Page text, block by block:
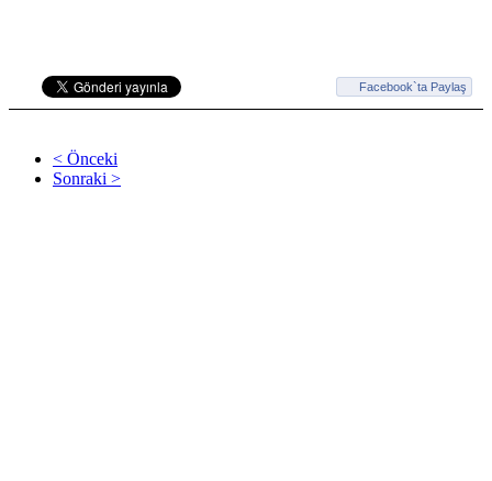
Facebook`ta Paylaş
< Önceki
Sonraki >